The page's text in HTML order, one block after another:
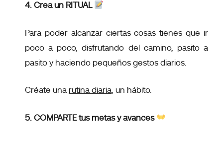
4. Crea un RITUAL
Para poder alcanzar ciertas cosas tienes que ir
poco a poco, disfrutando del camino, pasito a
pasito y haciendo pequeños gestos diarios.
Créate una rutina diaria, un hábito.
5. COMPARTE tus metas y avances